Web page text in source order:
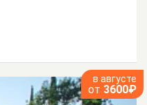
в августе
от 3600₽